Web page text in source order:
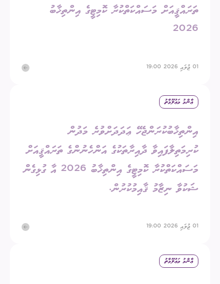
ތަރައްޤީއަށް މަސައްކަތްކުރާ ކޮމިޓީގެ އިންތިޚާބު
2026
01 ޖުލައި 2026 19:00
ޢާންމު މަޢުލޫމާތު
އިންތިޚާބުކުރަންޖެހޭ ޢަދަދަށްވުރެ މަދުން
ކުރިމަތިލާފައިވާ ދާއިރާތަކުގެ އަންހެނުންގެ ތަރައްޤީއަށް
މަސައްކަތްކުރާ ކޮމިޓީގެ އިންތިޚާބު 2026 އާ ގުޅިގެން
ޝަކުވާ ނިޒާމު ޤާއިމުކުރުން.
01 ޖުލައި 2026 19:00
ޢާންމު މަޢުލޫމާތު